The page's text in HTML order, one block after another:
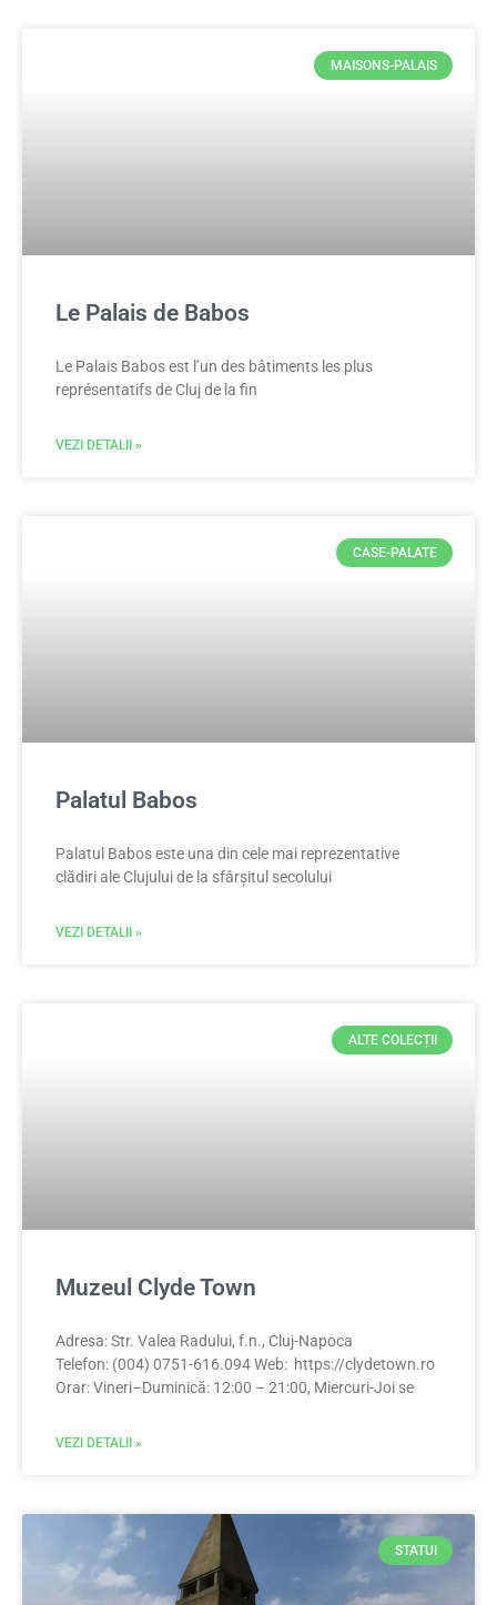
MAISONS-PALAIS
Le Palais de Babos
Le Palais Babos est l’un des bâtiments les plus
représentatifs de Cluj de la fin
VEZI DETALII »
CASE-PALATE
Palatul Babos
Palatul Babos este una din cele mai reprezentative
clădiri ale Clujului de la sfârșitul secolului
VEZI DETALII »
ALTE COLECȚII
Muzeul Clyde Town
Adresa: Str. Valea Radului, f.n., Cluj-Napoca
Telefon: (004) 0751-616.094 Web: https://clydetown.ro
Orar: Vineri–Duminică: 12:00 – 21:00, Miercuri-Joi se
VEZI DETALII »
STATUI